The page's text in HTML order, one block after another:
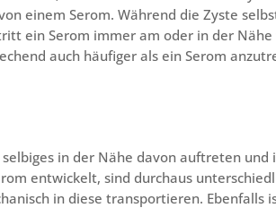
einem Serom. Während die Zyste
ein Serom immer am oder in der
auch häufiger als ein Serom
in der Nähe davon auftreten und
entwickelt, sind durchaus
in diese transportieren. Ebenfalls